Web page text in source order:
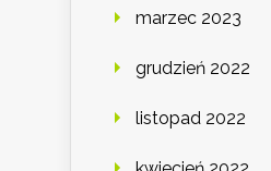
marzec 2023
grudzień 2022
listopad 2022